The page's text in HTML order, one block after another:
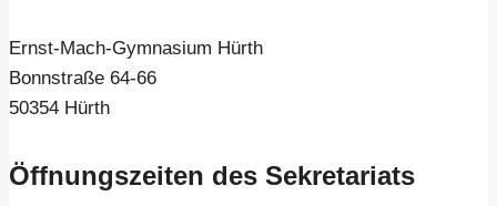
Ernst-Mach-Gymnasium Hürth
Bonnstraße 64-66
50354 Hürth
Öffnungszeiten des Sekretariats